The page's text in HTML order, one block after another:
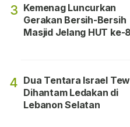
3 Kemenag Luncurkan
Gerakan Bersih-Bersih
Masjid Jelang HUT ke-
4 Dua Tentara Israel
Dihantam Ledakan di
Lebanon Selatan